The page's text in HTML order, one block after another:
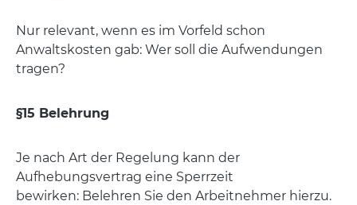
Nur relevant, wenn es im Vorfeld schon
Anwaltskosten gab: Wer soll die Aufwendungen
tragen?
§15 Belehrung
Je nach Art der Regelung kann der
Aufhebungsvertrag eine Sperrzeit
bewirken: Belehren Sie den Arbeitnehmer hierzu.